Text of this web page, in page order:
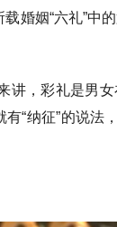
婚姻“六礼”中
讲，彩礼是男
“纳征”的说法